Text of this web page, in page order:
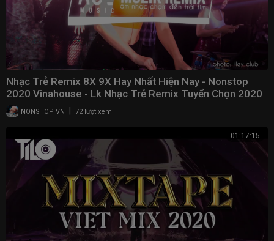
Nhạc Trẻ Remix 8X 9X Hay Nhất Hiện Nay - Nonstop
2020 Vinahouse - Lk Nhạc Trẻ Remix Tuyển Chọn 2020
NONSTOP VN 72 lượt xem
01:17:15